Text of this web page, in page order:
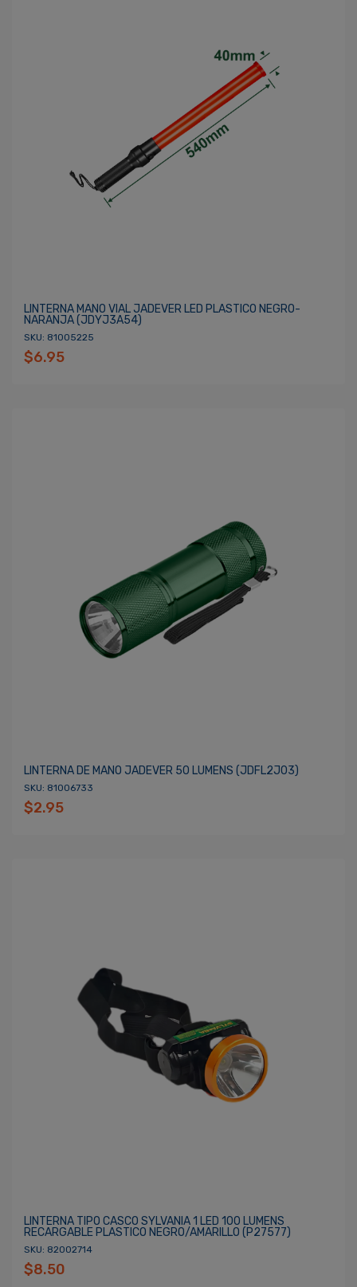
LINTERNA MANO VIAL JADEVER LED PLASTICO NEGRO-
NARANJA (JDYJ3A54)
SKU: 81005225
$6.95
LINTERNA DE MANO JADEVER 50 LUMENS (JDFL2J03)
SKU: 81006733
$2.95
LINTERNA TIPO CASCO SYLVANIA 1 LED 100 LUMENS
RECARGABLE PLASTICO NEGRO/AMARILLO (P27577)
SKU: 82002714
$8.50